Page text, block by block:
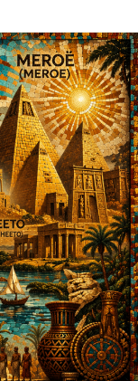
إلى
المحتوى